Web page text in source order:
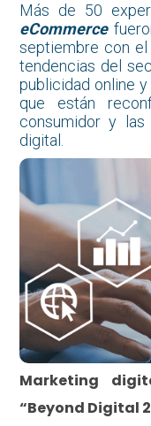
Más de 50
eCommerce
septiembre con
tendencias del
publicidad online
que están
consumidor y
digital.
Marketing
“Beyond Digital